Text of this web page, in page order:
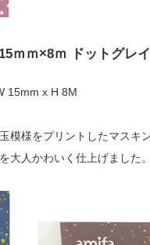
ｍｍ×8ｍ ドットグレ
15mm x H 8M
模様をプリントしたマスキ
大人かわいく仕上げました。